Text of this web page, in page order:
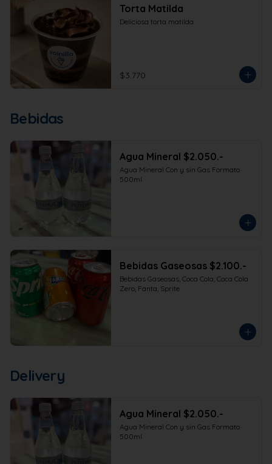
Torta Matilda
Deliciosa torta matilda.
$3.770
Bebidas
Agua Mineral $2.050.-
Agua Mineral Con y sin Gas Formato
500ml
Bebidas Gaseosas $2.100.-
Bebidas Gaseosas, Coca Cola, Coca Cola
Zero, Fanta, Sprite
Delivery
Agua Mineral $2.050.-
Agua Mineral Con y sin Gas Formato
500ml